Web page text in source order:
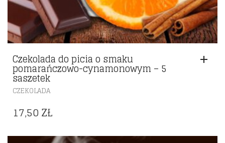
Czekolada do picia o smaku
pomarańczowo-cynamonowym – 5
saszetek
CZEKOLADA
17,50ZŁ